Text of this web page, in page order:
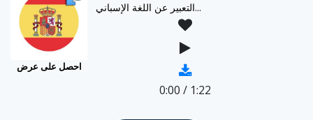
احصل على عرض
التعبير عن اللغة الإسباني...
0:00 / 1:22